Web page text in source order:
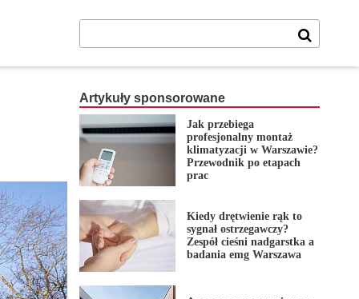
Artykuły sponsorowane
Jak przebiega
profesjonalny montaż
klimatyzacji w Warszawie?
Przewodnik po etapach
prac
Kiedy drętwienie rąk to
sygnał ostrzegawczy?
Zespół cieśni nadgarstka a
badania emg Warszawa